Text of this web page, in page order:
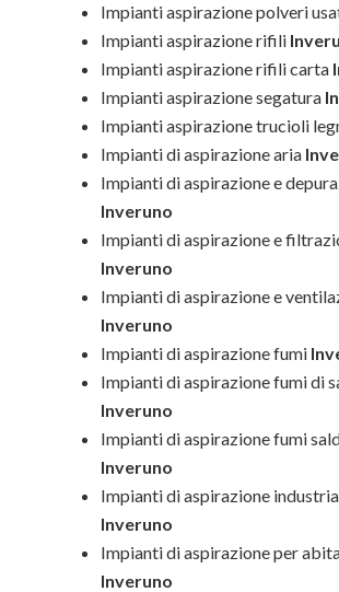
Impianti aspirazione polveri
Impianti aspirazione rifili
Impianti aspirazione rifili carta
Impianti aspirazione segatura
Impianti aspirazione trucioli
Impianti di aspirazione aria
Impianti di aspirazione e
Inveruno
Impianti di aspirazione e
Inveruno
Impianti di aspirazione e
Inveruno
Impianti di aspirazione fumi
Impianti di aspirazione fumi di
Inveruno
Impianti di aspirazione fumi
Inveruno
Impianti di aspirazione
Inveruno
Impianti di aspirazione per
Inveruno